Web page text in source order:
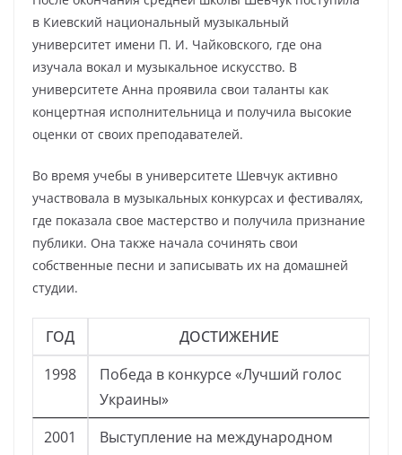
в Киевский национальный музыкальный
университет имени П. И. Чайковского, где она
изучала вокал и музыкальное искусство. В
университете Анна проявила свои таланты как
концертная исполнительница и получила высокие
оценки от своих преподавателей.
Во время учебы в университете Шевчук активно
участвовала в музыкальных конкурсах и фестивалях,
где показала свое мастерство и получила признание
публики. Она также начала сочинять свои
собственные песни и записывать их на домашней
студии.
ГОД
ДОСТИЖЕНИЕ
1998
Победа в конкурсе «Лучший голос
Украины»
2001
Выступление на международном